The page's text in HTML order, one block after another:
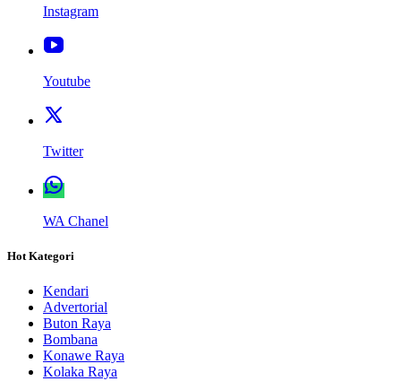
Instagram
Youtube
Twitter
WA Chanel
Hot Kategori
Kendari
Advertorial
Buton Raya
Bombana
Konawe Raya
Kolaka Raya